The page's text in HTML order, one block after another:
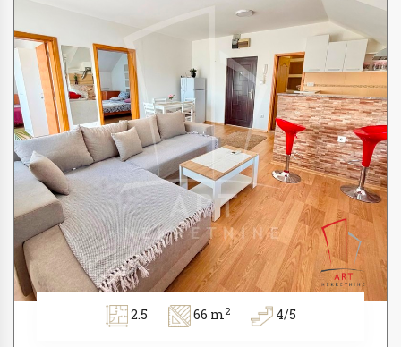
2.5 66 m2 4/5